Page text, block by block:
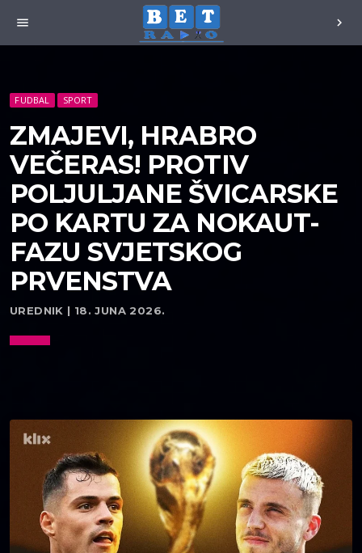
menu chevron_right
FUDBAL SPORT
ZMAJEVI, HRABRO
VEČERAS! PROTIV
POLJULJANE ŠVICARSKE
PO KARTU ZA NOKAUT-
FAZU SVJETSKOG
PRVENSTVA
UREDNIK | 18. JUNA 2026.